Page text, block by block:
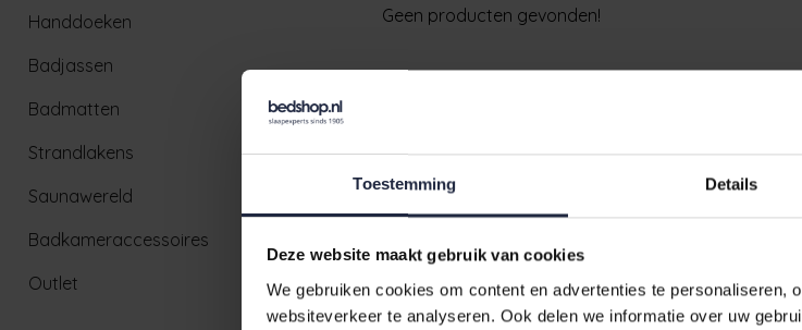
Toestemming Details
Deze website maakt gebruik van cookies
We gebruiken cookies om content en advertenties te personaliseren,
websiteverkeer te analyseren. Ook delen we informatie over uw
Handdoeken
Badjassen
Badmatten
Strandlakens
Saunawereld
Badkameraccessoires
Outlet
Geen producten gevonden!